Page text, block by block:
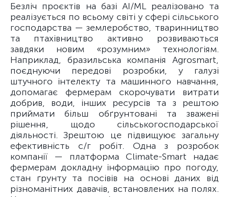
Безліч проєктів на базі AI/ML реалізовано та
реалізується по всьому світі у сфері сільського
господарства — землеробство, тваринництво
та птахівництво активно розвиваються
завдяки новим «розумним» технологіям.
Наприклад, бразильська компанія Agrosmart,
поєднуючи передові розробки, у галузі
штучного інтелекту та машинного навчання,
допомагає фермерам скорочувати витрати
добрив, води, інших ресурсів та з рештою
приймати більш обґрунтовані та зважені
рішення, щодо сільськогосподарської
діяльності. Зрештою це підвищуює загальну
ефективність с/г робіт. Одна з розробок
компанії — платформа Climate-Smart надає
фермерам докладну інформацію про погоду,
стан ґрунту та посівів на основі даних від
різноманітних давачів, встановлених на полях.